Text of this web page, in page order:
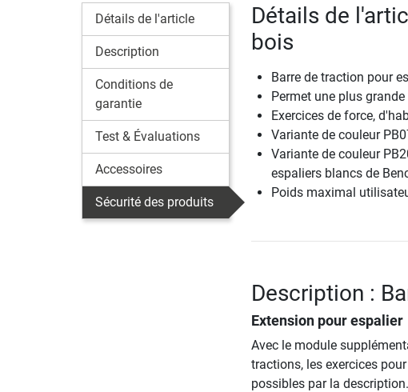
Détails de l'article
Description
Conditions de
garantie
Test & Évaluations
Accessoires
Sécurité des produits
Détails de
bois
Barre de traction pour
Permet une plus
Exercices de force,
Variante de couleur
Variante de couleur
espaliers blancs de
Poids maximal
Description :
Extension pour espalier
Avec le module
tractions, les exercices
possibles par la